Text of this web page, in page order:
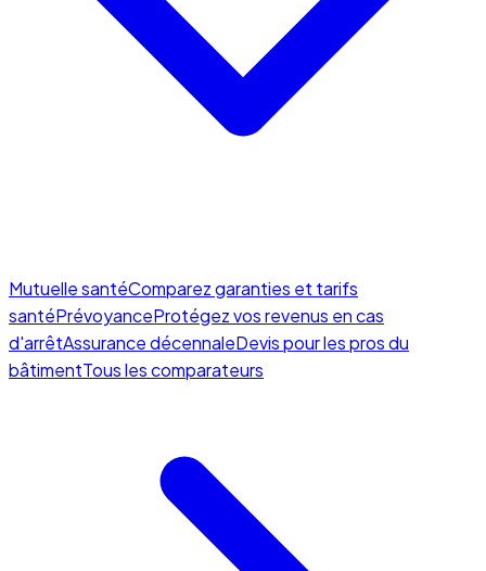
Mutuelle santéComparez garanties et tarifs
santéPrévoyanceProtégez vos revenus en cas
d'arrêtAssurance décennaleDevis pour les pros du
bâtimentTous les comparateurs